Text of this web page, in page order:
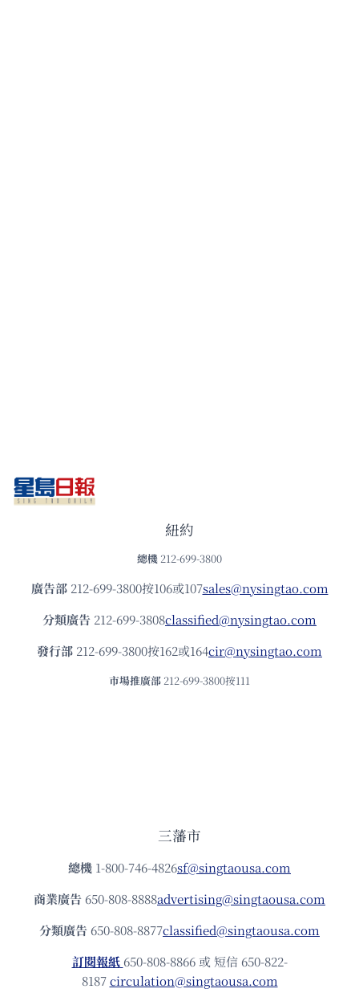
紐約
總機 212-699-3800
廣告部212-699-3800按106或107sales@nysingtao.com
分類廣告 212-699-3808classified@nysingtao.com
發⾏部 212-699-3800按162或164cir@nysingtao.com
市場推廣部 212-699-3800按111
三藩市
總機 1-800-746-4826sf@singtaousa.com
商業廣告 650-808-8888advertising@singtaousa.com
分類廣告 650-808-8877classified@singtaousa.com
訂閱報紙 650-808-8866 或 短信 650-822-
8187circulation@singtaousa.com